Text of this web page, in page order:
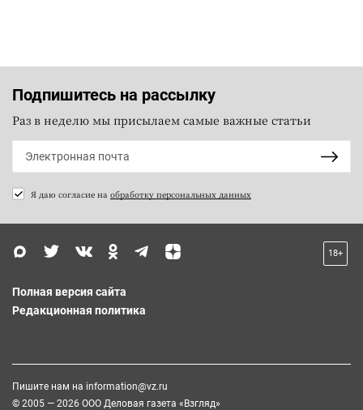
Подпишитесь на рассылку
Раз в неделю мы присылаем самые важные статьи
Я даю согласие на обработку персональных данных
18+
Полная версия сайта
Редакционная политика
Пишите нам на information@vz.ru
© 2005 — 2026 ООО Деловая газета «Взгляд»